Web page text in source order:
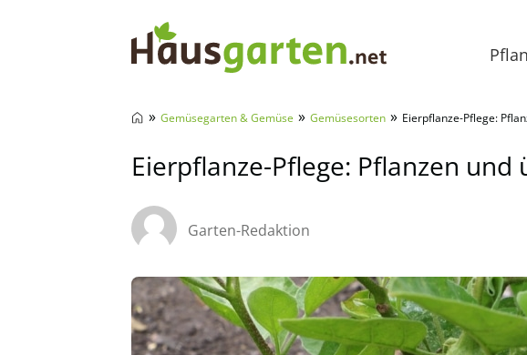
» Gemüsegarten & Gemüse » Gemüsesorten » Eierpflanze-Pflege:
Eierpflanze-Pflege: Pflanzen
Garten-Redaktion